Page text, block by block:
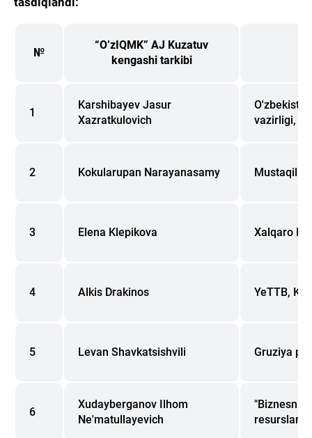
№
“OʼzIQMK” AJ Kuzatuv
kengashi tarkibi
1
Karshibayev Jasur
Xazratkulovich
vazirligi,
2 Kokularupan Narayanasamy Mustaqil
3 Elena Klepikova Xalqaro
4 Alkis Drakinos YeTTB,
5 Levan Shavkatsishvili Gruziya
6
Xudayberganov Ilhom
Ne'matullayevich
"Biznesni
resurslarni